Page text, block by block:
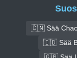
🇨🇳 Sää
🇮🇩 Sää